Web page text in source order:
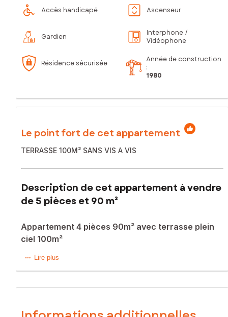
Accès handicapé Ascenseur
Gardien
Interphone /
Vidéophone
Résidence sécurisée
Année de construction
:
1980
Le point fort de cet appartement
TERRASSE 100M² SANS VIS A VIS
Description de cet appartement à vendre
de 5 pièces et 90 m²
Appartement 4 pièces 90m² avec terrasse plein
ciel 100m²
A 350m du métro Mairie des Lilas, venez découvrir cet
Situé au 11e étage avec 3 ascenceurs, l'appartement se
porte-fenêtres sur la terrasse, une cuisine séparée de 9m²
Lire plus